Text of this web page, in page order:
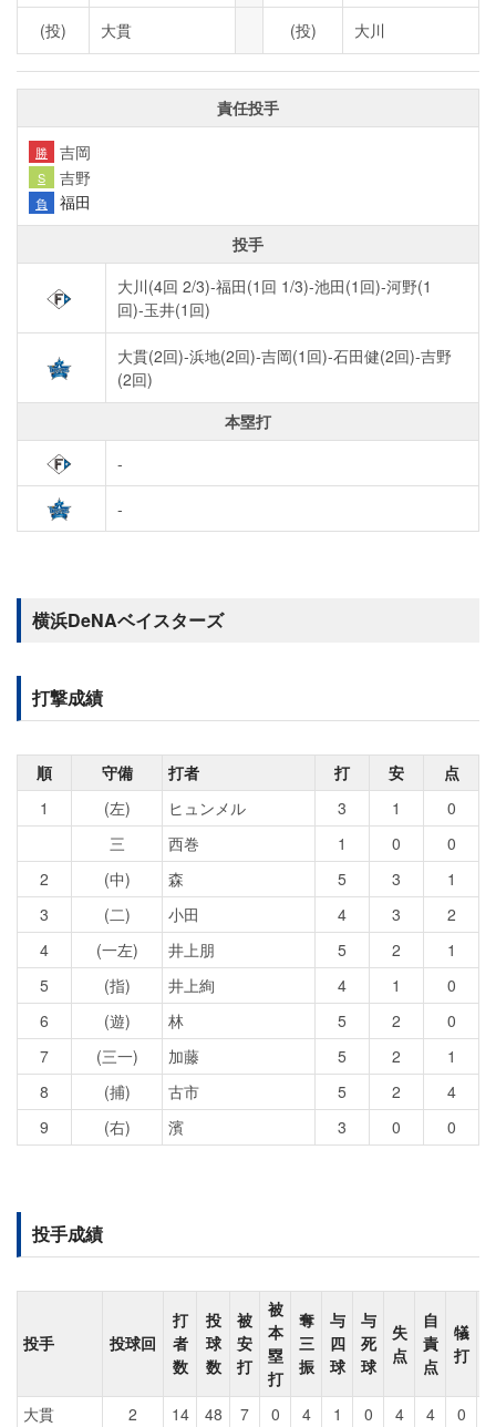
(投) 大貫 (投) 大川
責任投手
勝 吉岡
S 吉野
負
福田
投手
大川(4回 2/3)-福田(1回 1/3)-池田(1回)-河野(1
回)-玉井(1回)
大貫(2回)-浜地(2回)-吉岡(1回)-石田健(2回)-吉野
(2回)
本塁打
-
-
横浜DeNAベイスターズ
打撃成績
順 守備 打者 打 安
点
1
(左) ヒュンメル 3 1
0
三
西巻 1 0
0
2
(中) 森 5 3
1
3
(二) 小田 4 3
2
4
(一左) 井上朋 5 2
1
5
(指) 井上絢 4 1
0
6
(遊) 林 5 2
0
7
(三一) 加藤 5 2
1
8
(捕) 古市 5 2
4
9
(右) 濱 3 0 0
投手成績
投手 投球回
打
者
数
投
球
数
被
安
打
被
本
塁
打
奪
三
振
与
四
球
与
死
球
失
点
自
責
点
犠
打
大貫 2 14 48 7 0 4 1 0 4 4 0